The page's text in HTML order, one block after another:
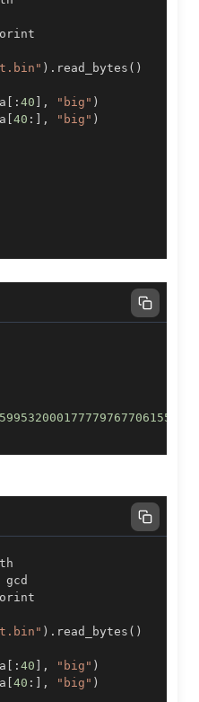
) . read_bytes ( )
[ : 40 ] , "big" )
[40 : ] , "big" )
) . read_bytes ( )
[ : 40 ] , "big" )
[40 : ] , "big" )